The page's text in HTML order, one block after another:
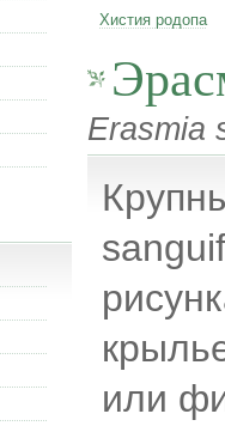
Хистия родопа
Erasmia
или